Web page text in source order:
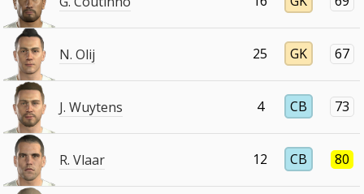
N. Olij 25 GK 67
J. Wuytens 4 CB 73
R. Vlaar 12 CB 80